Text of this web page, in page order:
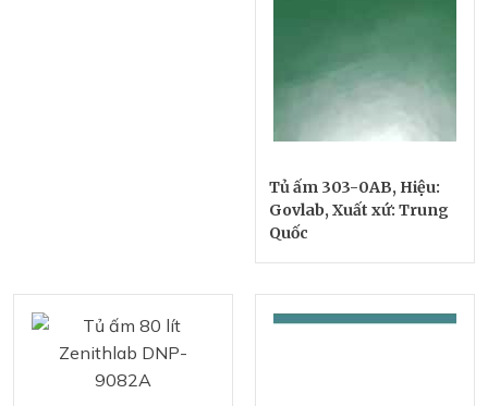
Tủ ấm 303-0AB, Hiệu:
Govlab, Xuất xứ: Trung
Quốc